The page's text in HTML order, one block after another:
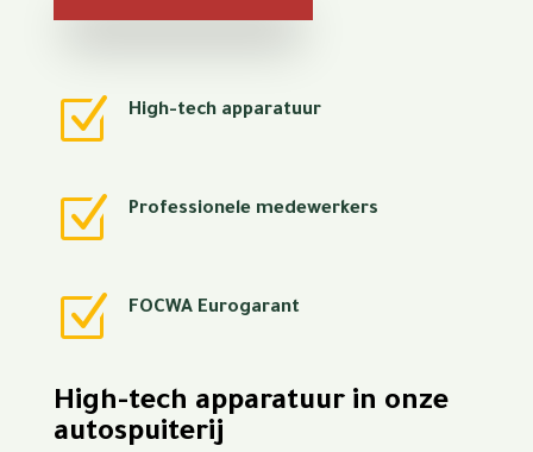
Z High-tech apparatuur
Z Professionele medewerkers
Z FOCWA Eurogarant
High-tech apparatuur in onze
autospuiterij